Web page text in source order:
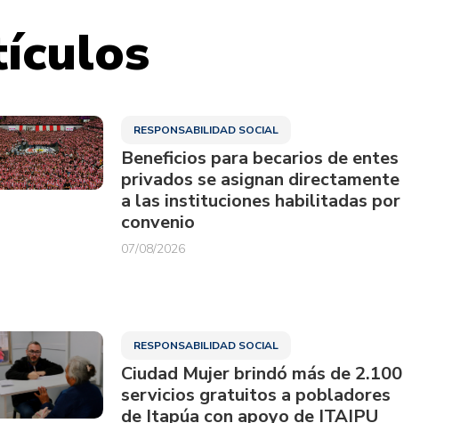
RESPONSABILIDAD SOCIAL
Beneficios para becarios de entes
privados se asignan directamente
a las instituciones habilitadas por
convenio
07/08/2026
RESPONSABILIDAD SOCIAL
Ciudad Mujer brindó más de 2.100
servicios gratuitos a pobladores
de Itapúa con apoyo de ITAIPU